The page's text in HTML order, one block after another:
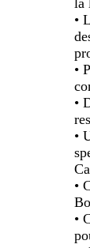
la
•
•
•
•
•
•